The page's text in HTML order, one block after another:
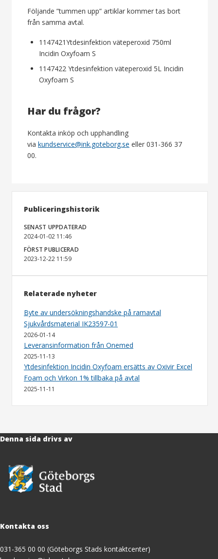
Följande ”tummen upp” artiklar kommer tas bort
från samma avtal.
1147421Ytdesinfektion väteperoxid 750ml
Incidin Oxyfoam S
1147422 Ytdesinfektion väteperoxid 5L Incidin
Oxyfoam S
Har du frågor?
Kontakta inköp och upphandling
via kundservice@ink.goteborg.se eller 031-366 37
00.
Publiceringshistorik
SENAST UPPDATERAD
2024-01-02 11:46
FÖRST PUBLICERAD
2023-12-22 11:59
Relaterade nyheter
Byte av undersökningshandske på ramavtal
Sjukvårdsmaterial IK23597-01
2026-01-14
Leveransinformation från Onemed
2025-11-13
Ytdesinfektion Incidin Oxyfoam ersätts av Oxivir Excel
Foam och Virkon 1% tillbaka på avtal
2025-11-11
Denna sida drivs av
Kontakta oss
031-365 00 00 (Göteborgs Stads kontaktcenter)